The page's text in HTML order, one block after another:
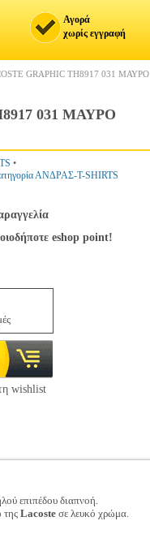
Αγορά
χωρίς εγγραφή
GRAPHIC TH8917 031 ΜΑΥΡΟ
031 ΜΑΥΡΟ
•
ΑΝΔΡΑΣ-T-SHIRTS
eshop point!
wishlist
επιπέδου διαπνοή.
τηςLacoste σε λευκό χρώμα.